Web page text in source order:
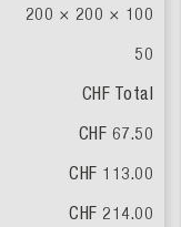
200 × 200 × 100
50
CHF Total
CHF 67.50
CHF 113.00
CHF 214.00